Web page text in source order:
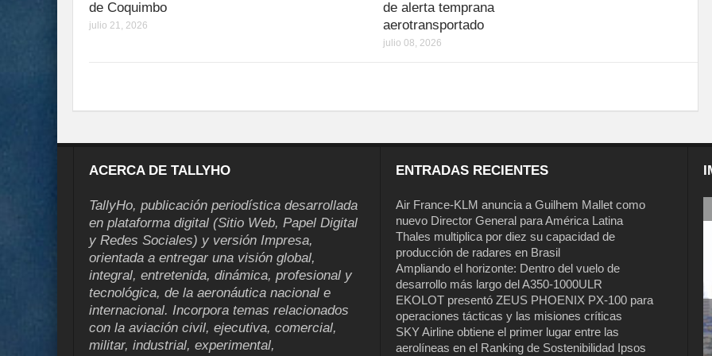
de Coquimbo
julio 21, 2026
de alerta temprana
aerotransportado
julio 08, 2026
ACERCA DE TALLYHO
TallyHo, publicación periodística desarrollada
en plataforma digital (Sitio Web, Papel Digital
y Redes Sociales) y versión Impresa,
orientada a entregar una visión global,
integral, entretenida, dinámica, profesional y
tecnológica, de la aeronáutica nacional e
internacional. Incorpora temas relacionados
con la aviación civil, ejecutiva, comercial,
militar, industrial, experimental,
ENTRADAS RECIENTES
Air France-KLM anuncia a Guilhem Mallet como
nuevo Director General para América Latina
Thales multiplica por diez su capacidad de
producción de radares en Brasil
Ampliando el horizonte: Dentro del vuelo de
desarrollo más largo del A350-1000ULR
EKOLOT presentó ZEUS PHOENIX PX-100 para
operaciones tácticas y las misiones críticas
SKY Airline obtiene el primer lugar entre las
aerolíneas en el Ranking de Sostenibilidad Ipsos
Air France-KLM anuncia a Guilhem
Mallet como nuevo Director General